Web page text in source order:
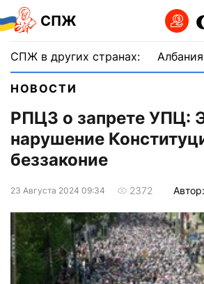
СПЖ
СПЖ в других странах: Албания
НОВОСТИ
РПЦЗ о запрете УПЦ:
нарушение
беззаконие
23 Августа 2024 09:34 2372 Автор: